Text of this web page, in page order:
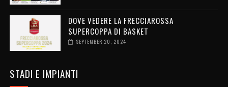
DOVE VEDERE LA FRECCIAROSSA
SUPERCOPPA DI BASKET
SEPTEMBER 20, 2024
STADI E IMPIANTI